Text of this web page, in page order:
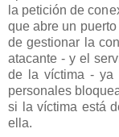
la petición de
que abre un
de gestionar la
atacante - y el
de la víctima - ya
personales
si la víctima está
ella.